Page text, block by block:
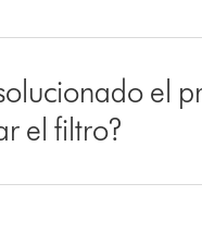
el
el filtro?